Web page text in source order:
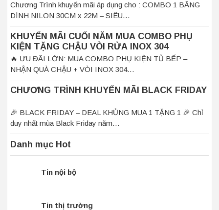
Chương Trình khuyến mãi áp dụng cho : COMBO 1 BĂNG
DÍNH NILON 30CM x 22M – SIÊU…
KHUYẾN MÃI CUỐI NĂM MUA COMBO PHỤ
KIỆN TẶNG CHẬU VÒI RỬA INOX 304
🔥 ƯU ĐÃI LỚN: MUA COMBO PHỤ KIỆN TỦ BẾP –
NHẬN QUÀ CHẬU + VÒI INOX 304…
CHƯƠNG TRÌNH KHUYẾN MÃI BLACK FRIDAY
🎉 BLACK FRIDAY – DEAL KHỦNG MUA 1 TẶNG 1 🎉 Chỉ
duy nhất mùa Black Friday năm…
Danh mục Hot
Tin nội bộ
Tin thị trường